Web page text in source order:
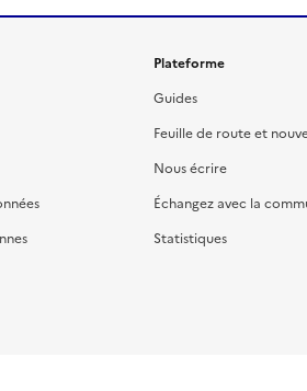
Plateforme
Guides
Feuille de route et
Nous écrire
Échangez avec la
Statistiques